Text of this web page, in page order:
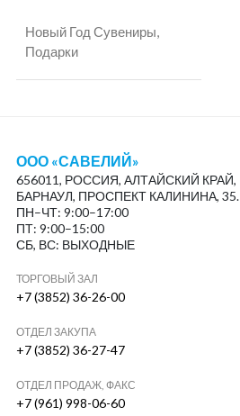
Новый Год Сувениры,
Подарки
ООО «САВЕЛИЙ»
656011, РОССИЯ, АЛТАЙСКИЙ КРАЙ,
БАРНАУЛ, ПРОСПЕКТ КАЛИНИНА, 35.
ПН–ЧТ: 9:00–17:00
ПТ: 9:00–15:00
СБ, ВС: ВЫХОДНЫЕ
ТОРГОВЫЙ ЗАЛ
+7 (3852) 36-26-00
ОТДЕЛ ЗАКУПА
+7 (3852) 36-27-47
ОТДЕЛ ПРОДАЖ, ФАКС
+7 (961) 998-06-60